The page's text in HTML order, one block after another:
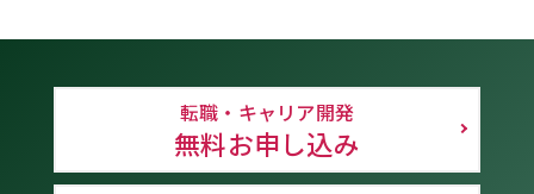
転職・キャリア開発
無料お申し込み